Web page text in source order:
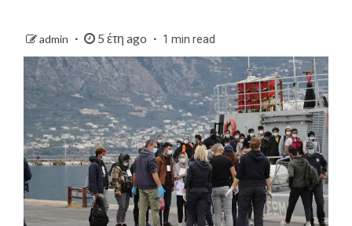
admin 5 έτη ago 1 min read